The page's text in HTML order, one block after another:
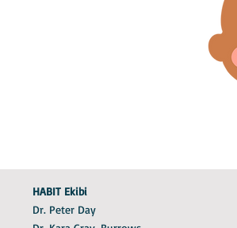
HABIT Ekibi
Dr. Peter Day